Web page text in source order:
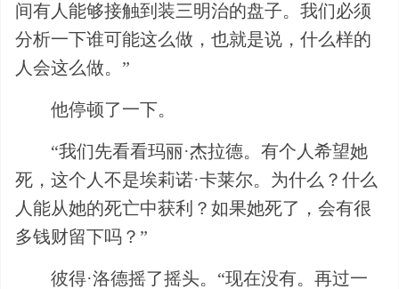
间有人能够接触到装三明治的盘子。我们必须
分析一下谁可能这么做，也就是说，什么样的
人会这么做。”
他停顿了一下。
“我们先看看玛丽·杰拉德。有个人希望她
死，这个人不是埃莉诺·卡莱尔。为什么？什么
人能从她的死亡中获利？如果她死了，会有很
多钱财留下吗？”
彼得·洛德摇了摇头。“现在没有。再过一